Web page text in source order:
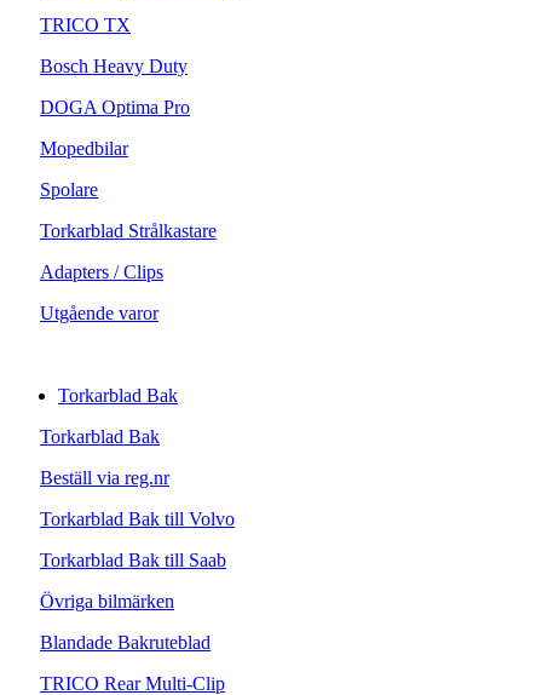
TRICO TX
Bosch Heavy Duty
DOGA Optima Pro
Mopedbilar
Spolare
Torkarblad Strålkastare
Adapters / Clips
Utgående varor
Torkarblad Bak
Torkarblad Bak
Beställ via reg.nr
Torkarblad Bak till Volvo
Torkarblad Bak till Saab
Övriga bilmärken
Blandade Bakruteblad
TRICO Rear Multi-Clip